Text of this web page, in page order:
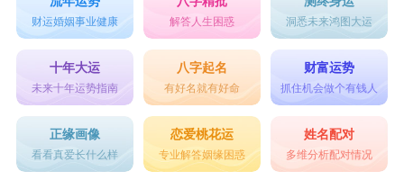
财运婚姻事业健康 解答人生困惑 洞悉未来鸿图大运
十年大运
未来十年运势指南
八字起名
有好名就有好命
财富运势
抓住机会做个有钱人
正缘画像
看看真爱长什么样
恋爱桃花运
专业解答姻缘困惑
姓名配对
多维分析配对情况